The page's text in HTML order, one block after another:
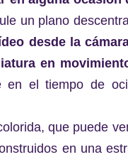
un plano
desde la
en
en el tiempo de
que puede
en una